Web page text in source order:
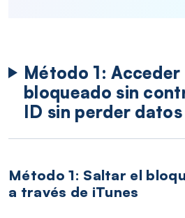
Método 1: Acceder
bloqueado sin
ID sin perder datos
Método 1: Saltar el
a través de iTunes